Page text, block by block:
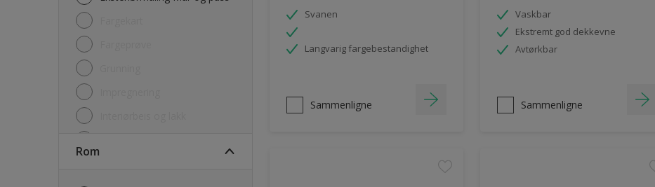
Rom
Svanen
Langvarig fargebestandighet
Sammenligne
Vaskbar
Ekstremt god dekkevne
Avtørkbar
Sammenligne